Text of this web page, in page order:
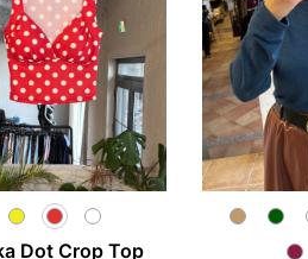
Dot Crop Top